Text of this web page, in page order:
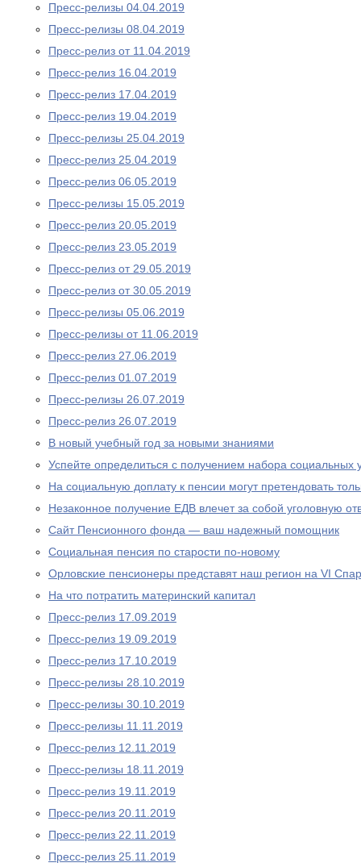
Пресс-релизы 04.04.2019
Пресс-релизы 08.04.2019
Пресс-релиз от 11.04.2019
Пресс-релиз 16.04.2019
Пресс-релиз 17.04.2019
Пресс-релиз 19.04.2019
Пресс-релизы 25.04.2019
Пресс-релиз 25.04.2019
Пресс-релиз 06.05.2019
Пресс-релизы 15.05.2019
Пресс-релиз 20.05.2019
Пресс-релиз 23.05.2019
Пресс-релиз от 29.05.2019
Пресс-релиз от 30.05.2019
Пресс-релизы 05.06.2019
Пресс-релизы от 11.06.2019
Пресс-релиз 27.06.2019
Пресс-релиз 01.07.2019
Пресс-релизы 26.07.2019
Пресс-релиз 26.07.2019
В новый учебный год за новыми знаниями
Успейте определиться с получением набора социальных
На социальную доплату к пенсии могут претендовать
Незаконное получение ЕДВ влечет за собой уголовную
Сайт Пенсионного фонда — ваш надежный помощник
Социальная пенсия по старости по-новому
Орловские пенсионеры представят наш регион на VI
На что потратить материнский капитал
Пресс-релиз 17.09.2019
Пресс-релиз 19.09.2019
Пресс-релиз 17.10.2019
Пресс-релизы 28.10.2019
Пресс-релизы 30.10.2019
Пресс-релизы 11.11.2019
Пресс-релиз 12.11.2019
Пресс-релизы 18.11.2019
Пресс-релиз 19.11.2019
Пресс-релиз 20.11.2019
Пресс-релиз 22.11.2019
Пресс-релиз 25.11.2019